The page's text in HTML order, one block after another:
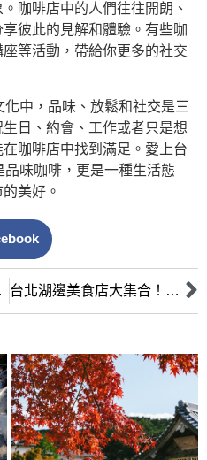
咖啡店中的人們往往開朗、
彼此的見解和體驗。有些咖
等活動，帶給你更多的社交
中，品味、放鬆和社交是三
日、約會、工作或者只是想
咖啡店中找到滿足。愛上台
味咖啡，更是一種生活態
美好。
薦 台北湖邊美食店大集合！10家必吃推薦